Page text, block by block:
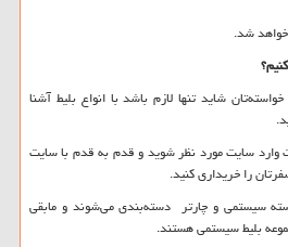
شاید تنها لازم باشد با انواع بلیط آشنا
وارد سایت مورد نظر شوید و قدم به قدم با سایت
را خریداری کنید.
سیستمی و چارتر دسته‌بندی می‌شوند و مابقی
بلیط سیستمی هستند.